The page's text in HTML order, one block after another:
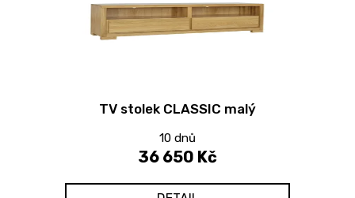
TV stolek CLASSIC malý
10 dnů
36 650 Kč